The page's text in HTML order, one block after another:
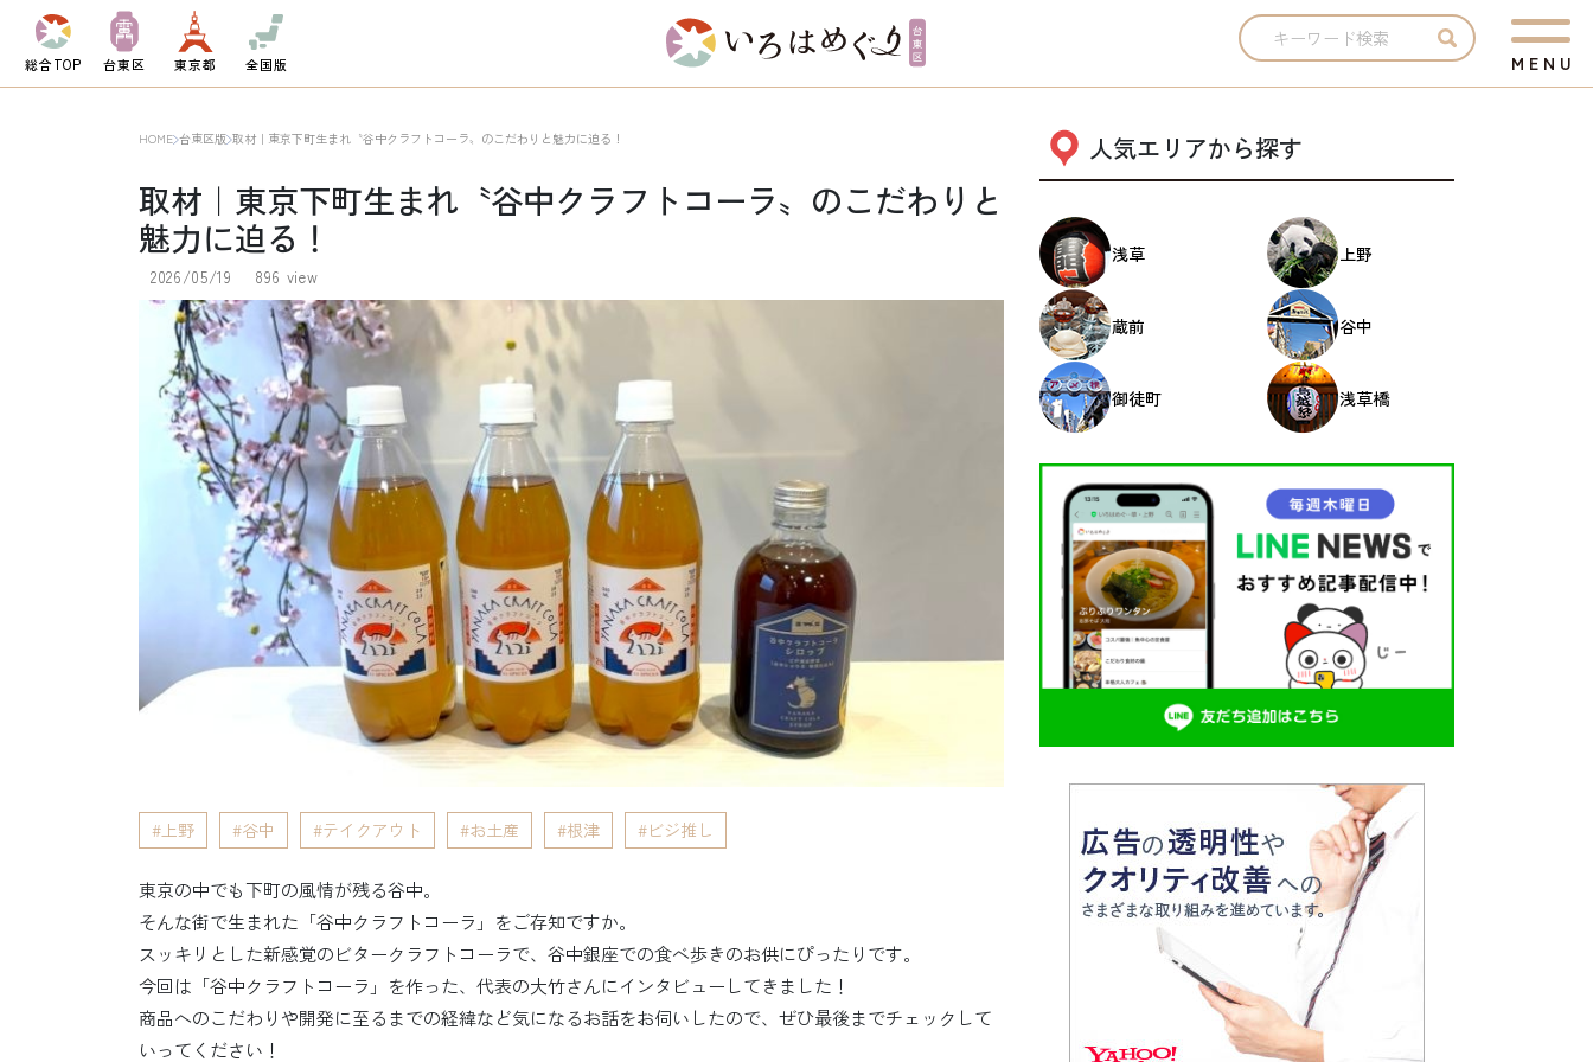
総合TOP 台東区 東京都 全国版 M E N U
HOME 台東区版 取材｜東京下町生まれ〝谷中クラフトコーラ〟のこだわりと魅力に迫る！
取材｜東京下町生まれ〝谷中クラフトコーラ〟のこだわりと
魅力に迫る！
2026/05/19 896 view
上野 谷中 テイクアウト お土産 根津 ビジ推し
東京の中でも下町の風情が残る谷中。
そんな街で生まれた「谷中クラフトコーラ」をご存知ですか。
スッキリとした新感覚のビタークラフトコーラで、谷中銀座での食べ歩きのお供にぴったりです。
今回は「谷中クラフトコーラ」を作った、代表の大竹さんにインタビューしてきました！
商品へのこだわりや開発に至るまでの経緯など気になるお話をお伺いしたので、ぜひ最後までチェックして
いってください！
人気エリアから探す
浅草 上野
蔵前 谷中
御徒町 浅草橋